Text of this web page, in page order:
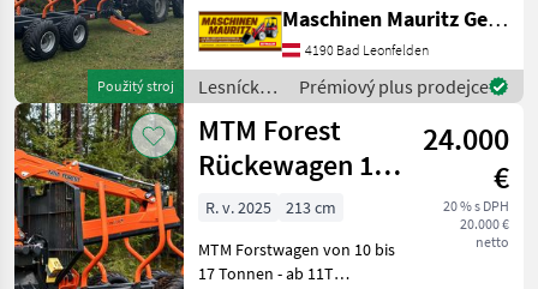
Použitý stroj
(200x100x6) - Flap down
Abstützung - 1x
zusätzliches Rungenpaar -
Hydraulische Bremse auf
einer Achse -
Maschinen Mauritz GesmbH
4190 Bad Leonfelden
Lesnícke a
drevárske
stroje /
MTM
Forest
Prémiový plus prodejce
MTM Forest
Rückewagen 10-
17 Tonnen, MTM
Forstkran
24.000
€
20 % s DPH
20.000 €
netto
R. v. 2025
213 cm
MTM Forstwagen von 10 bis
17 Tonnen - ab 11T